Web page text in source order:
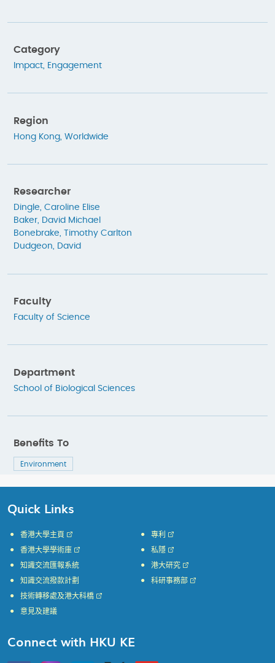
Category
Impact, Engagement
Region
Hong Kong Worldwide
Researcher
Dingle, Caroline Elise
Baker, David Michael
Bonebrake, Timothy Carlton
Dudgeon, David
Faculty
Faculty of Science
Department
School of Biological Sciences
Benefits To
Environment
Quick Links
香港大學主頁
香港大學學術庫
知識交流匯報系統
知識交流撥款計劃
專利
私隱
港大研究
科研事務部
技術轉移處及港大科橋
意見及建議
Connect with HKU KE